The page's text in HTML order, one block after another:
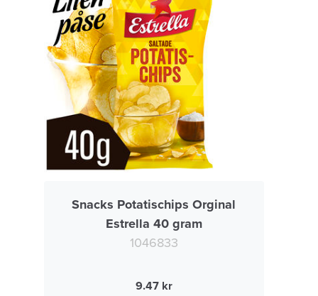
Snacks Potatischips Orginal
Estrella 40 gram
1046833
9.47